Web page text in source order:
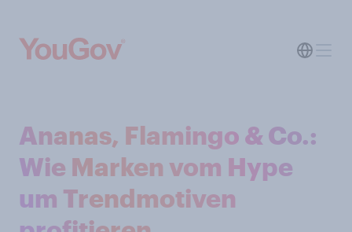
Ananas, Flamingo & Co.:
Wie Marken vom Hype
um Trendmotiven